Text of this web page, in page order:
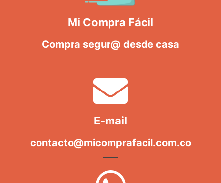
Mi Compra Fácil
Compra segur@ desde casa
E-mail
contacto@micomprafacil.com.co